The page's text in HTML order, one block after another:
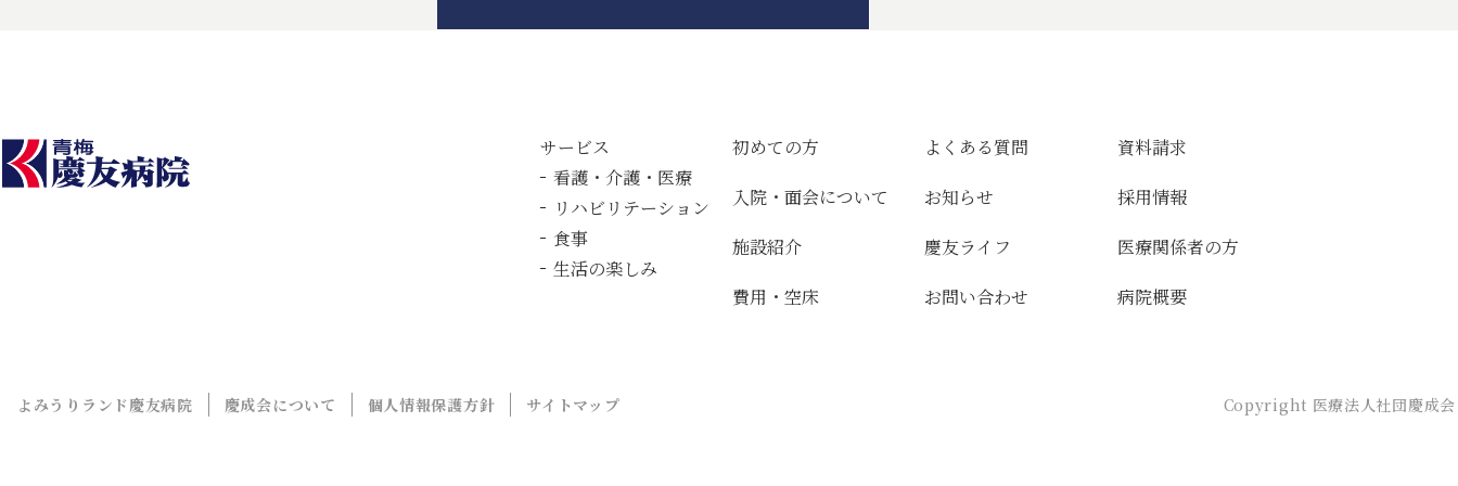
サービス
看護・介護・医療
リハビリテーション
食事
生活の楽しみ
初めての方
入院・面会について
施設紹介
費用・空床
よくある質問
お知らせ
慶友ライフ
お問い合わせ
資料請求
採用情報
医療関係者の方
病院概要
よみうりランド慶友病院 慶成会について 個人情報保護方針 サイトマップ Copyright 医療法人社団慶成会